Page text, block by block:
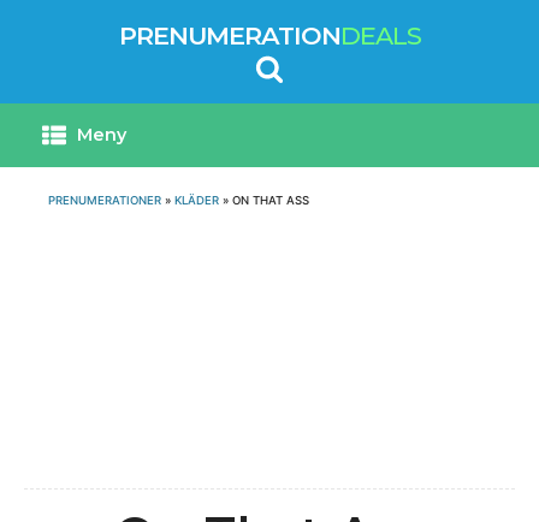
PRENUMERATIONDEALS
Meny
PRENUMERATIONER » KLÄDER » ON THAT ASS